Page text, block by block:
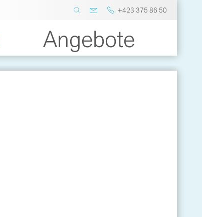
+423 375 86 50
Angebote